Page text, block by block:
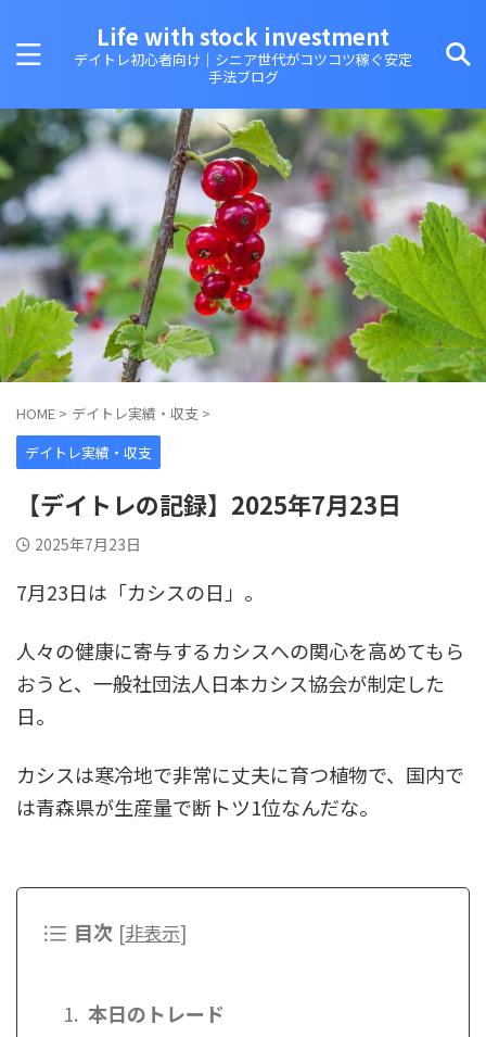
Life with stock investment
デイトレ初心者向け｜シニア世代がコツコツ稼ぐ安定
手法ブログ
HOME > デイトレ実績・収支 >
デイトレ実績・収支
【デイトレの記録】2025年7月23日
2025年7月23日
7月23日は「カシスの日」。
人々の健康に寄与するカシスへの関心を高めてもら
おうと、一般社団法人日本カシス協会が制定した
日。
カシスは寒冷地で非常に丈夫に育つ植物で、国内で
は青森県が生産量で断トツ1位なんだな。
目次 [非表示]
本日のトレード